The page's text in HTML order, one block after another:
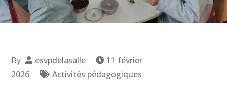
By esvpdelasalle
11 février
2026
Activités pédagogiques